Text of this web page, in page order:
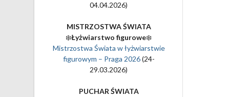
04.04.2026)
MISTRZOSTWA ŚWIATA
❄️Łyżwiarstwo figurowe❄️
Mistrzostwa Świata w łyżwiarstwie
figurowym – Praga 2026(24-
29.03.2026)
PUCHAR ŚWIATA